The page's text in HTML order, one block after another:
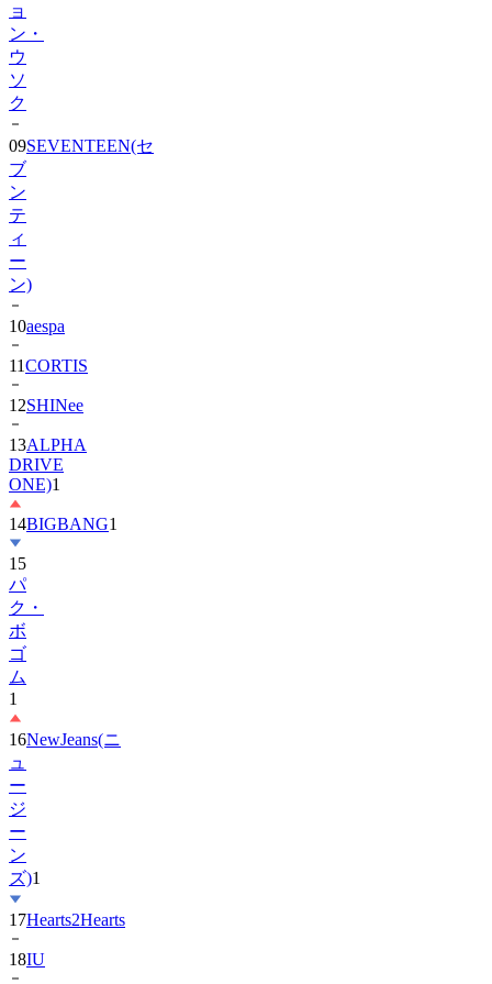
ョ
ン・
ウ
ソ
ク
09SEVENTEEN(セ
ブ
ン
テ
ィ
ー
ン)
10aespa
11CORTIS
12SHINee
13ALPHA
DRIVE
ONE)1
14BIGBANG1
15
パ
ク・
ボ
ゴ
ム
1
16NewJeans(ニ
ュ
ー
ジ
ー
ン
ズ)1
17Hearts2Hearts
18IU